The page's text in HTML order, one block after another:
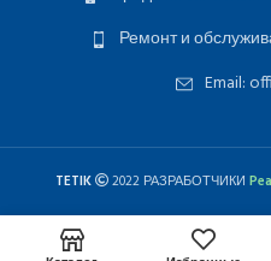
Ремонт и
Email:
TETIK 2022 РАЗРАБОТЧИКИ